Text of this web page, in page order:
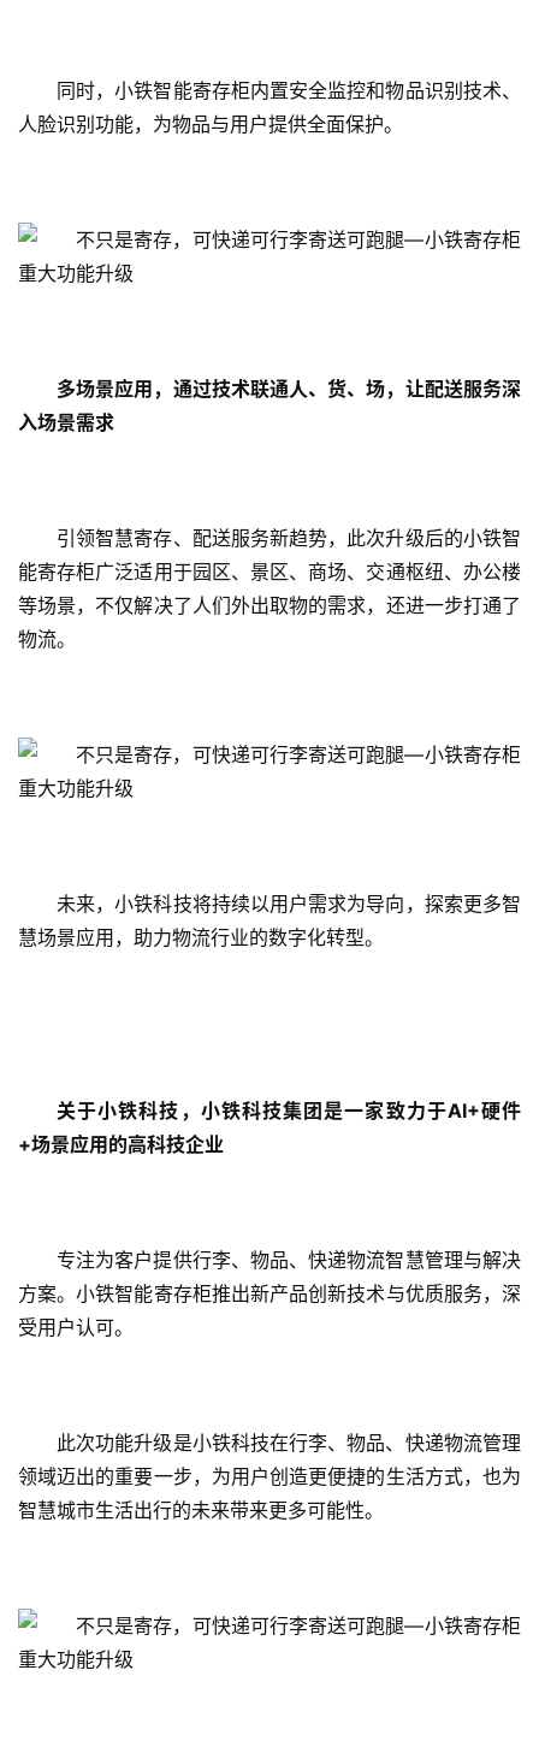
同时，小铁智能寄存柜内置安全监控和物品识别技术、
人脸识别功能，为物品与用户提供全面保护。
多场景应用，通过技术联通人、货、场，让配送服务深
入场景需求
引领智慧寄存、配送服务新趋势，此次升级后的小铁智
能寄存柜广泛适用于园区、景区、商场、交通枢纽、办公楼
等场景，不仅解决了人们外出取物的需求，还进一步打通了
物流。
未来，小铁科技将持续以用户需求为导向，探索更多智
慧场景应用，助力物流行业的数字化转型。
关于小铁科技，小铁科技集团是一家致力于AI+硬件
+场景应用的高科技企业
专注为客户提供行李、物品、快递物流智慧管理与解决
方案。小铁智能寄存柜推出新产品创新技术与优质服务，深
受用户认可。
此次功能升级是小铁科技在行李、物品、快递物流管理
领域迈出的重要一步，为用户创造更便捷的生活方式，也为
智慧城市生活出行的未来带来更多可能性。